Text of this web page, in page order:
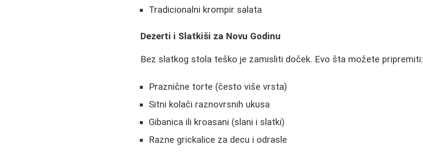
Tradicionalni krompir salata
Dezerti i Slatkiši za Novu Godinu
Bez slatkog stola teško je zamisliti doček. Evo šta možete pripremiti:
Praznične torte (često više vrsta)
Sitni kolači raznovrsnih ukusa
Gibanica ili kroasani (slani i slatki)
Razne grickalice za decu i odrasle